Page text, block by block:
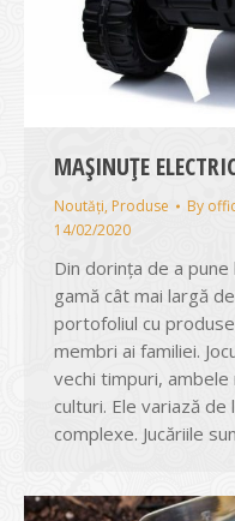
MAȘINUȚE
Noutăți, Produse By
14/02/2020
Din dorința de a
gamă cât mai largă
portofoliul cu
membri ai familiei.
vechi timpuri,
culturi. Ele variază
complexe. Jucăriile